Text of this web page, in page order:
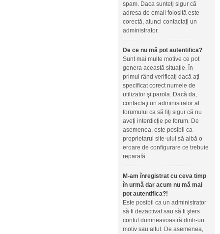
spam. Daca sunteţi sigur că
adresa de email folosită este
corectă, atunci contactaţi un
administrator.
De ce nu mă pot autentifica?
Sunt mai multe motive ce pot
genera această situație. În
primul rând verificaţi dacă aţi
specificat corect numele de
utilizator şi parola. Dacă da,
contactaţi un administrator al
forumului ca să fiţi sigur că nu
aveţi interdicţie pe forum. De
asemenea, este posibil ca
proprietarul site-ului să aibă o
eroare de configurare ce trebuie
reparată.
M-am înregistrat cu ceva timp
în urmă dar acum nu mă mai
pot autentifica?!
Este posibil ca un administrator
să fi dezactivat sau să fi şters
contul dumneavoastră dintr-un
motiv sau altul. De asemenea,